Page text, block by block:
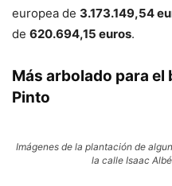
europea de 3.173.149,54
de 620.694,15 euros.
Más arbolado para el
Pinto
Imágenes de la plantación de
la calle Isaac